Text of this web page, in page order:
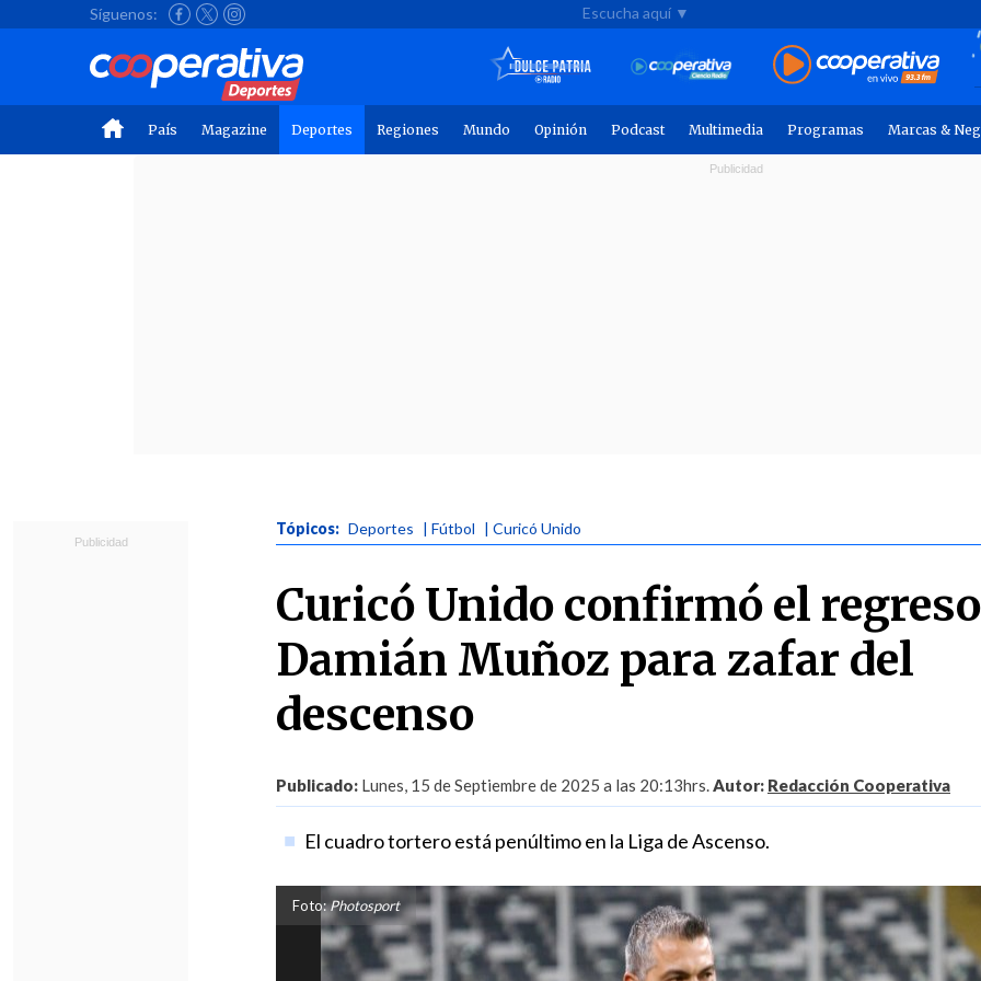
Síguenos: Escucha aquí ▼
País Magazine Deportes Regiones Mundo Opinión Podcast Multimedia Programas Marcas &
Tópicos: Deportes | Fútbol | Curicó Unido
Curicó Unido confirmó el
Damián Muñoz para zafar del
descenso
Publicado: Lunes, 15 de Septiembre de 2025 a las 20:13hrs.Autor: Redacción Cooperativa
El cuadro tortero está penúltimo en la Liga de Ascenso.
Foto:Photosport